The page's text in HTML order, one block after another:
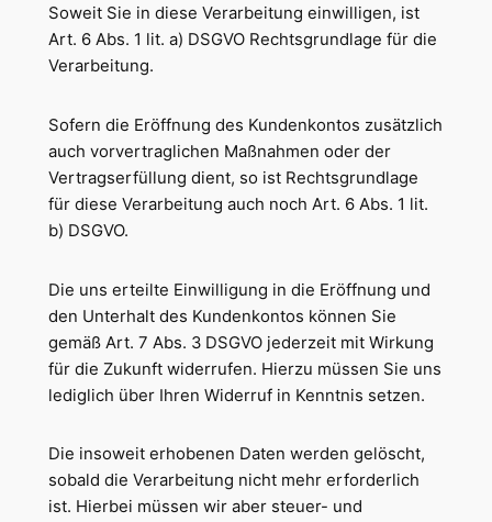
Soweit Sie in diese Verarbeitung einwilligen, ist
Art. 6 Abs. 1 lit. a) DSGVO Rechtsgrundlage für die
Verarbeitung.
Sofern die Eröffnung des Kundenkontos zusätzlich
auch vorvertraglichen Maßnahmen oder der
Vertragserfüllung dient, so ist Rechtsgrundlage
für diese Verarbeitung auch noch Art. 6 Abs. 1 lit.
b) DSGVO.
Die uns erteilte Einwilligung in die Eröffnung und
den Unterhalt des Kundenkontos können Sie
gemäß Art. 7 Abs. 3 DSGVO jederzeit mit Wirkung
für die Zukunft widerrufen. Hierzu müssen Sie uns
lediglich über Ihren Widerruf in Kenntnis setzen.
Die insoweit erhobenen Daten werden gelöscht,
sobald die Verarbeitung nicht mehr erforderlich
ist. Hierbei müssen wir aber steuer- und